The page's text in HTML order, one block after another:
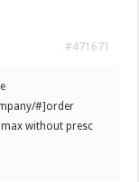
#471671
#]order
without presc